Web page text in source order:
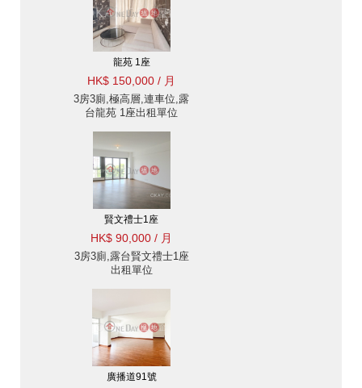
龍苑 1座
HK$ 150,000 / 月
3房3廁,極高層,連車位,露
台龍苑 1座出租單位
賢文禮士1座
HK$ 90,000 / 月
3房3廁,露台賢文禮士1座
出租單位
廣播道91號